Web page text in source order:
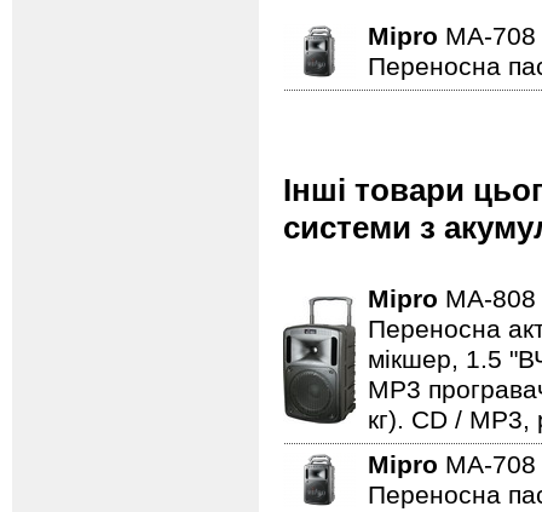
Mipro MA-
Переносна
Інші товари
системи з
Mipro MA-
Переносна
мікшер, 1.5
MP3
кг). CD /
Mipro MA-
Переносна